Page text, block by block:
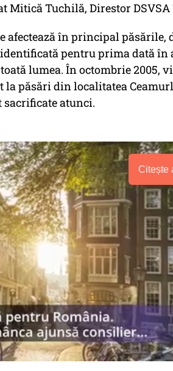
Mitică Tuchilă, Direstor DSVSA
afectează în principal păsările,
pentru prima dată în
lumea. În octombrie 2005,
păsări din localitatea
sacrificate atunci.
Citește